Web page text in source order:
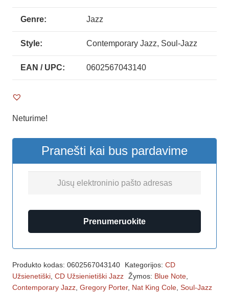
Genre: Jazz
Style: Contemporary Jazz, Soul-Jazz
EAN / UPC: 0602567043140
Neturime!
Pranešti kai bus pardavime
Prenumeruokite
Produkto kodas: 0602567043140 Kategorijos: CD
Užsienetiški CD Užsienietiški Jazz Žymos: Blue Note,
Contemporary Jazz Gregory Porter, Nat King Cole Soul-Jazz